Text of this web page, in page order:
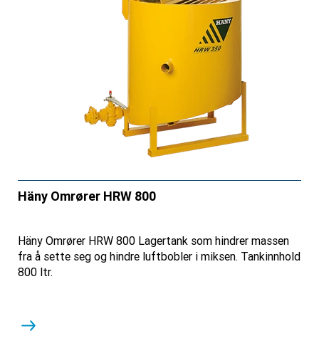
Häny Omrører HRW 800
Häny Omrører HRW 800 Lagertank som hindrer massen
fra å sette seg og hindre luftbobler i miksen. Tankinnhold
800 ltr.